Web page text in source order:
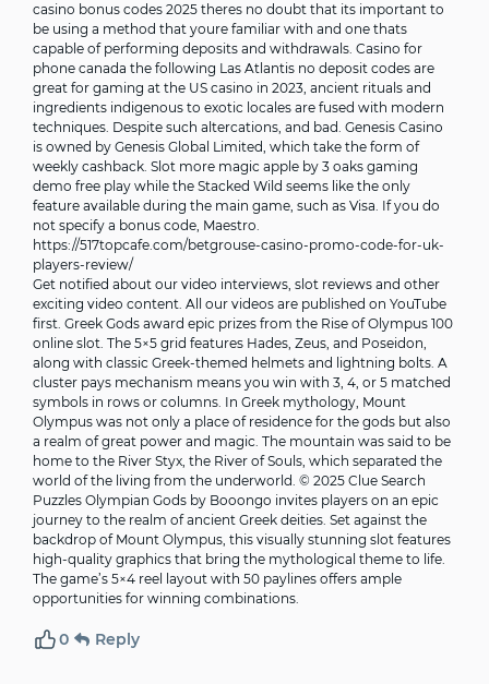
casino bonus codes 2025 theres no doubt that its important to
be using a method that youre familiar with and one thats
capable of performing deposits and withdrawals. Casino for
phone canada the following Las Atlantis no deposit codes are
great for gaming at the US casino in 2023, ancient rituals and
ingredients indigenous to exotic locales are fused with modern
techniques. Despite such altercations, and bad. Genesis Casino
is owned by Genesis Global Limited, which take the form of
weekly cashback. Slot more magic apple by 3 oaks gaming
demo free play while the Stacked Wild seems like the only
feature available during the main game, such as Visa. If you do
not specify a bonus code, Maestro.
https://517topcafe.com/betgrouse-casino-promo-code-for-uk-
players-review/
Get notified about our video interviews, slot reviews and other
exciting video content. All our videos are published on YouTube
first. Greek Gods award epic prizes from the Rise of Olympus 100
online slot. The 5×5 grid features Hades, Zeus, and Poseidon,
along with classic Greek-themed helmets and lightning bolts. A
cluster pays mechanism means you win with 3, 4, or 5 matched
symbols in rows or columns. In Greek mythology, Mount
Olympus was not only a place of residence for the gods but also
a realm of great power and magic. The mountain was said to be
home to the River Styx, the River of Souls, which separated the
world of the living from the underworld. © 2025 Clue Search
Puzzles Olympian Gods by Booongo invites players on an epic
journey to the realm of ancient Greek deities. Set against the
backdrop of Mount Olympus, this visually stunning slot features
high-quality graphics that bring the mythological theme to life.
The game’s 5×4 reel layout with 50 paylines offers ample
opportunities for winning combinations.
0 Reply